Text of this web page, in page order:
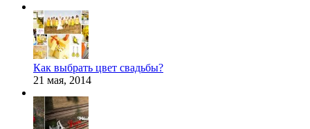
Как выбрать цвет свадьбы?
21 мая, 2014